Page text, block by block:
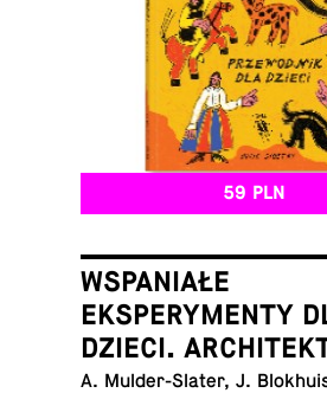
59 PLN
WSPANIAŁE
EKSPERYMENTY
DZIECI.
A. Mul­der-Sla­ter, J.